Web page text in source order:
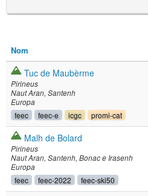
Nom
Tuc de Maubèrme
Pirineus
Naut Aran Santenh
Europa
feec feec-e icgc promi-cat
Malh de Bolard
Pirineus
Naut Aran Santenh Bonac e Irasenh
Europa
feec feec-2022 feec-ski50